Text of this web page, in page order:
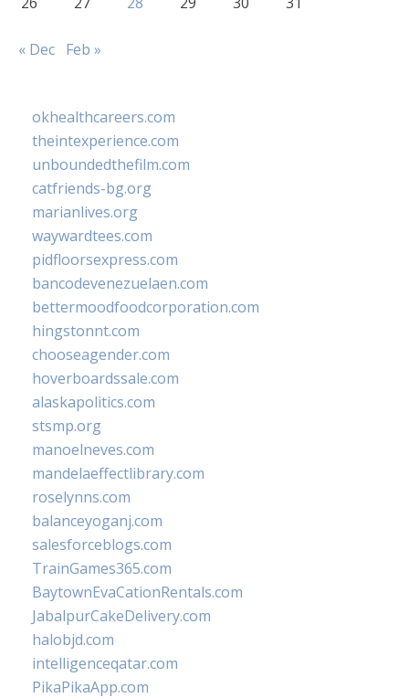
« Dec Feb »
okhealthcareers.com
theintexperience.com
unboundedthefilm.com
catfriends-bg.org
marianlives.org
waywardtees.com
pidfloorsexpress.com
bancodevenezuelaen.com
bettermoodfoodcorporation.com
hingstonnt.com
chooseagender.com
hoverboardssale.com
alaskapolitics.com
stsmp.org
manoelneves.com
mandelaeffectlibrary.com
roselynns.com
balanceyoganj.com
salesforceblogs.com
TrainGames365.com
BaytownEvaCationRentals.com
JabalpurCakeDelivery.com
halobjd.com
intelligenceqatar.com
PikaPikaApp.com